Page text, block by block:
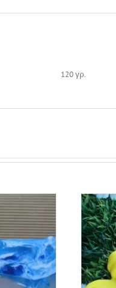
120 γρ.
/
ΓΡΉΓΟΡΗ